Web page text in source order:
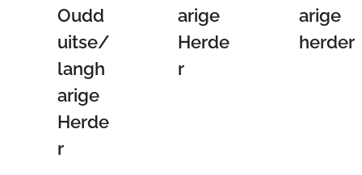
Oudd
uitse/
langh
arige
Herde
r
arige
Herde
r
arige
herder